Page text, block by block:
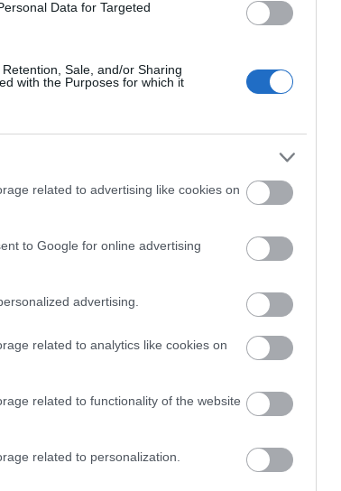
Data for Targeted
Sale, and/or Sharing
with the Purposes for which it
related to advertising like cookies on
to Google for online advertising
advertising.
related to analytics like cookies on
related to functionality of the website
related to personalization.
Prenumerera